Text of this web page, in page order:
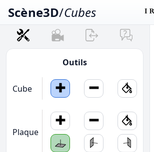
Scène3D/Cubes
Outils
Cube
Plaque